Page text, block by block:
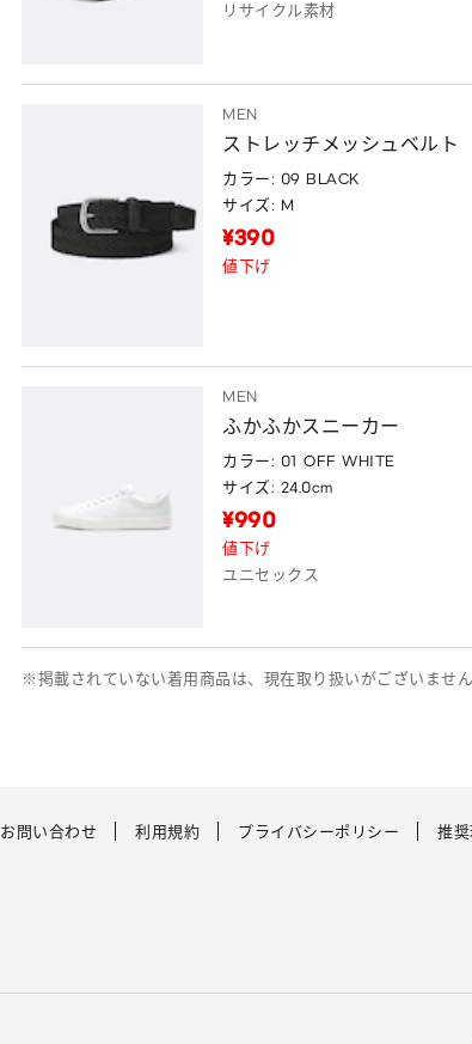
リサイクル素材
MEN
ストレッチメッシュベルト
カラー: 09 BLACK
サイズ: M
¥390
値下げ
MEN
ふかふかスニーカー
カラー: 01 OFF WHITE
サイズ: 24.0cm
¥990
値下げ
ユニセックス
※掲載されていない着用商品は、現在取り扱いがございません
お問い合わせ 利用規約 プライバシーポリシー 推